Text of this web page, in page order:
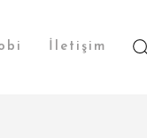
İletişim